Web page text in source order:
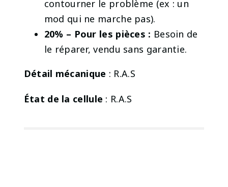
contourner le problème (ex : un
mod qui ne marche pas).
20% – Pour les pièces : Besoin de
le réparer, vendu sans garantie.
Détail mécanique : R.A.S
État de la cellule : R.A.S